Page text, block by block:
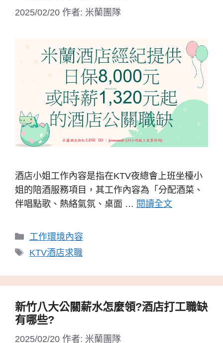
2025/02/20 作者: 米蘭團隊
酒店小姐工作內容是指在KTV夜總會上班坐檯小
姐的陪酒服務項目，其工作內容為「分配酒菜、
伴唱點歌、熱絡氣氛、桌面 … 閱讀全文
分
類
工作環境內容
標
KTV酒店求職
新竹八大公關薪水怎麼領?酒店打工職缺
有哪些?
2025/02/20 作者: 米蘭團隊